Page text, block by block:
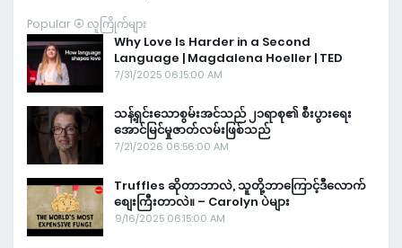
Popular ⦿ လူကြိုက်များ
Why Love Is Harder in a Second
Language | Magdalena Hoeller | TED
7/31/2025 06:15:00 AM
သန့်ရှင်းသောစွမ်းအင်သည် ၂၁ရာစု၏ စီးပွားရေး
အောင်မြင်မှုဇာတ်လမ်းဖြစ်သည်
7/21/2026 06:56:00 AM
Truffles ဆိုတာဘာလဲ, သူတို့ဘာကြောင့်ဒီလောက်
စျေးကြီးတာလဲ။ – Carolyn ပဲများ
9/16/2025 06:15:00 AM